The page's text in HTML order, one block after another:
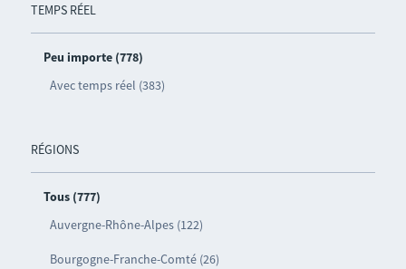
TEMPS RÉEL
Peu importe (778)
Avec temps réel (383)
RÉGIONS
Tous (777)
Auvergne-Rhône-Alpes (122)
Bourgogne-Franche-Comté (26)